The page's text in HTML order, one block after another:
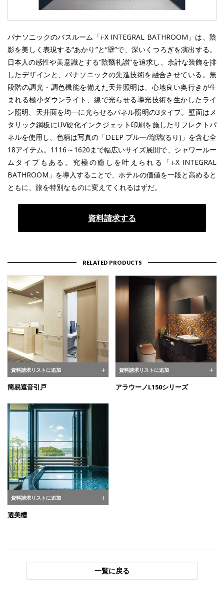
パナソニックのバスルーム「i-X INTEGRAL BATHROOM」は、陰
影を美しく表現する“あかり”と“壁”で、深いくつろぎを演出する。
日本人の感性や美意識とする“陰翳礼讃”を追求し、余計な装飾を排
したデザインと、パナソニックの先進技術を融合させている。無
段階の調光・調色機能を備えた天井照明は、心地良い奥行きが生
まれる極小ダウンライト、線で光らせる導光技術を生かしたライ
ン照明、天井面を均一に光らせるパネル照明の3タイプ。壁面はメ
タリック鋼板にUV硬化インクジェット印刷を施したリフレクトパ
ネルを使用し、色柄は写真の「DEEP ブルー/瑠璃(るり)」を含む全
18アイテム。1116～1620まで幅広いサイズ展開で、シャワールー
ムタイプもある。究極の癒しを叶えられる「i-X INTEGRAL
BATHROOM」を導入することで、ホテルの価値を一段と高めると
ともに、旅を特別なものに変えてくれるはずだ。
資料請求する
RELATED PRODUCTS
資料請求リストに追加
簡易遮音引戸
資料請求リストに追加
アラウーノL150シリーズ
資料請求リストに追加
選美槽
一覧に戻る